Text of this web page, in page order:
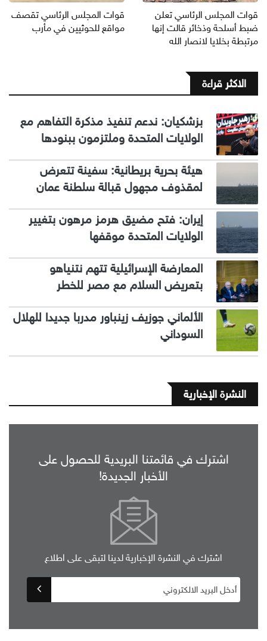
قوات المجلس الرئاسي تعلن
ضبط أسلحة وذخائر قالت إنها
مرتبطة بخلايا لانصار الله
قوات المجلس الرئاسي تقصف
مواقع للحوثيين في مأرب
الاكثر قراءة
بزشكيان: ندعم تنفيذ مذكرة التفاهم مع
الولايات المتحدة وملتزمون ببنودها
هيئة بحرية بريطانية: سفينة تتعرض
لمقذوف مجهول قبالة سلطنة عمان
إيران: فتح مضيق هرمز مرهون بتغيير
الولايات المتحدة موقفها
المعارضة الإسرائيلية تتهم نتنياهو
بتعريض السلام مع مصر للخطر
الألماني جوزيف زينباور مدربا جديدا للهلال
السوداني
النشرة الإخبارية
اشترك في قائمتنا البريدية للحصول على
الأخبار الجديدة!
اشترك في النشرة الإخبارية لدينا لتبقى على اطلاع